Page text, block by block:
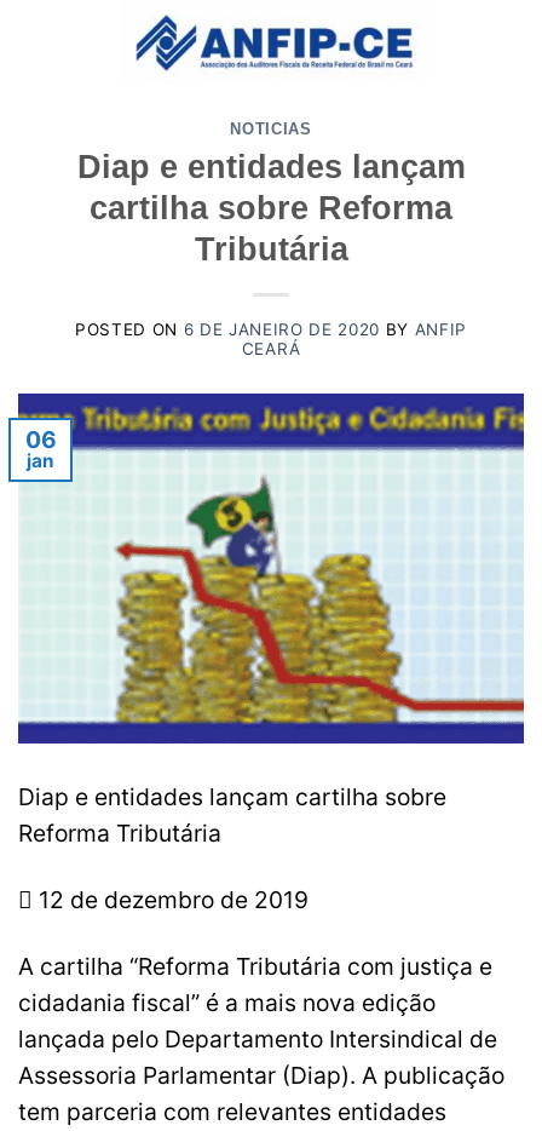
NOTICIAS
Diap e entidades lançam
cartilha sobre Reforma
Tributária
POSTED ON 6 DE JANEIRO DE 2020 BY ANFIP
CEARÁ
06
jan
Diap e entidades lançam cartilha sobre
Reforma Tributária
 12 de dezembro de 2019
A cartilha “Reforma Tributária com justiça e
cidadania fiscal” é a mais nova edição
lançada pelo Departamento Intersindical de
Assessoria Parlamentar (Diap). A publicação
tem parceria com relevantes entidades